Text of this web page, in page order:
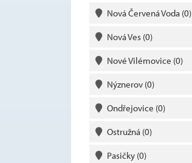
Nová Červená Voda (0)
Nová Ves (0)
Nové Vilémovice (0)
Nýznerov (0)
Ondřejovice (0)
Ostružná (0)
Pasičky (0)